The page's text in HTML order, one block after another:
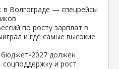
в Волгограде — спецрейсы
по росту зарплат в
и где самые высокие
должен
и рост